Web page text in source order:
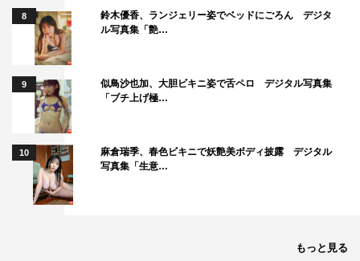
めてしまう…。いつかの言葉を受けて紘一は、佐久間ナオ
（西田尚美）に下宿を出ていくと告げる。さらに、管理人
を辞める以上、このままここで暮らすわけにはいかないと
考え、荷物をまとめ始める。そんな中、紘一は「カヅキビ
ール」時代の後輩・武田直樹（西垣匠）から、ある人物を
助けてほしいと相談される。
一方、下宿「銀星荘」では、いつか、ナオ、香取、増田す
ず（久保田紗友）が、上海へと旅立つ紘一の送別会を行う
ことに。すると、そこに紘一の正式な回答を待ちきれない
お互い「好き」があふれているにもかかわらず、相手を思
8
鈴木優香、ランジェリー姿でベッドにごろん デジタ
ル写真集「艶…
9
似鳥沙也加、大胆ビキニ姿で舌ペロ デジタル写真集
「ブチ上げ極…
10
麻倉瑞季、春色ビキニで妖艶美ボディ披露 デジタル
写真集「生意…
もっと見る